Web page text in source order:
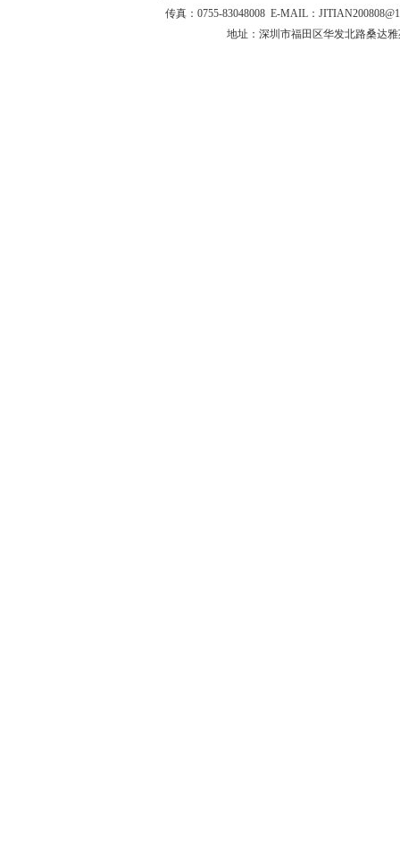
传真：0755-83048008 E-MAIL：
地址：深圳市福田区华发北路桑达雅